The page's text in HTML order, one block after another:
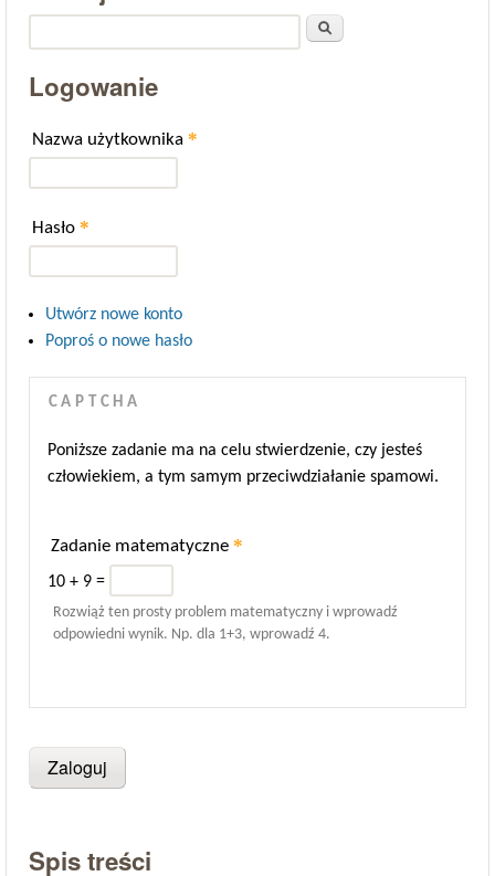
Logowanie
Nazwa użytkownika *
Hasło *
Utwórz nowe konto
Poproś o nowe hasło
CAPTCHA
Poniższe zadanie ma na celu stwierdzenie, czy jesteś
człowiekiem, a tym samym przeciwdziałanie spamowi.
Zadanie matematyczne *
10 + 9 =
Rozwiąż ten prosty problem matematyczny i wprowadź
odpowiedni wynik. Np. dla 1+3, wprowadź 4.
Spis treści